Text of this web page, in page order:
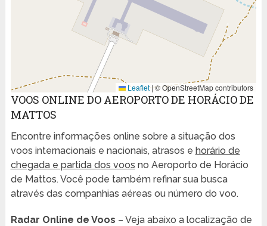
Leaflet |© OpenStreetMap contributors
VOOS ONLINE DO AEROPORTO DE HORÁCIO DE
MATTOS
Encontre informações online sobre a situação dos
voos internacionais e nacionais, atrasos e horário de
chegada e partida dos voos no Aeroporto de Horácio
de Mattos. Você pode também refinar sua busca
através das companhias aéreas ou número do voo.
Radar Online de Voos – Veja abaixo a localização de